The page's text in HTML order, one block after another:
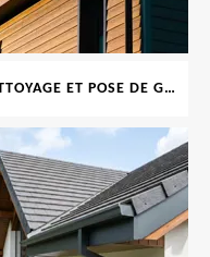
NETTOYAGE ET POSE DE GOUTTIÈRE 69